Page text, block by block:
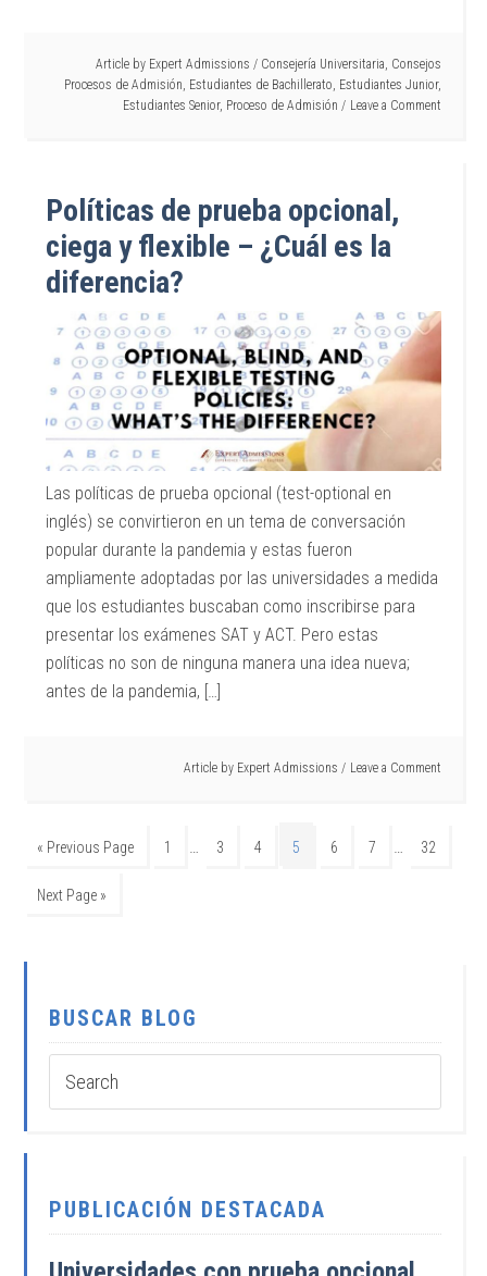
Article by Expert Admissions / Consejería Universitaria, Consejos
Procesos de Admisión, Estudiantes de Bachillerato, Estudiantes Junior,
Estudiantes Senior, Proceso de Admisión Leave a Comment
Políticas de prueba opcional,
ciega y flexible – ¿Cuál es la
diferencia?
Las políticas de prueba opcional (test-optional en
inglés) se convirtieron en un tema de conversación
popular durante la pandemia y estas fueron
ampliamente adoptadas por las universidades a medida
que los estudiantes buscaban como inscribirse para
presentar los exámenes SAT y ACT. Pero estas
políticas no son de ninguna manera una idea nueva;
antes de la pandemia, […]
Article by Expert Admissions Leave a Comment
« Previous Page 1 3 4 5 6 7 32
Next Page »
BUSCAR BLOG
PUBLICACIÓN DESTACADA